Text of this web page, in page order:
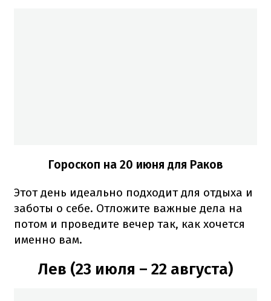
Гороскоп на 20 июня для Раков
Этот день идеально подходит для отдыха и
заботы о себе. Отложите важные дела на
потом и проведите вечер так, как хочется
именно вам.
Лев (23 июля – 22 августа)